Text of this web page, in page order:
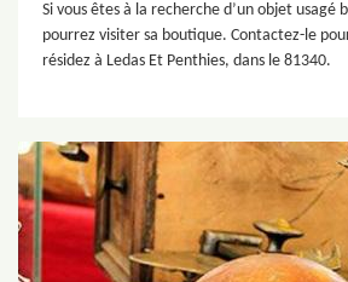
Si vous êtes à la recherche d’un objet usagé
pourrez visiter sa boutique. Contactez-le
résidez à Ledas Et Penthies, dans le 81340.